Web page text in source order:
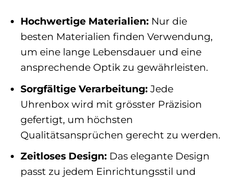
Hochwertige Materialien:Nur die
besten Materialien finden Verwendung,
um eine lange Lebensdauer und eine
ansprechende Optik zu gewährleisten.
Sorgfältige Verarbeitung:Jede
Uhrenbox wird mit grösster Präzision
gefertigt, um höchsten
Qualitätsansprüchen gerecht zu werden.
Zeitloses Design:Das elegante Design
passt zu jedem Einrichtungsstil und